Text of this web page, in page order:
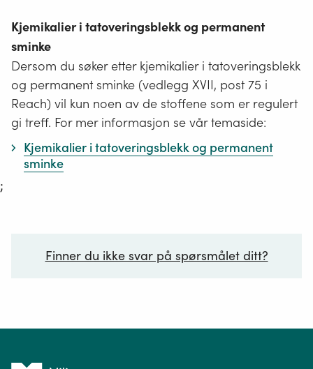
Kjemikalier i tatoveringsblekk og permanent
sminke
Dersom du søker etter kjemikalier i tatoveringsblekk
og permanent sminke (vedlegg XVII, post 75 i
Reach) vil kun noen av de stoffene som er regulert
gi treff. For mer informasjon se vår temaside:
Kjemikalier i tatoveringsblekk og permanent
sminke
;
Finner du ikke svar på spørsmålet ditt?